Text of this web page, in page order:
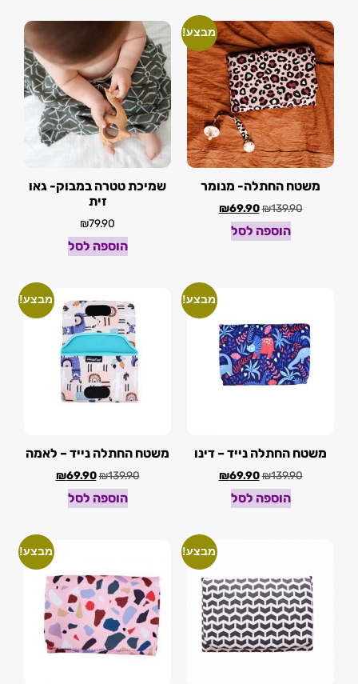
מבצע!
משטח החתלה- מנומר
₪139.90
₪69.90
הוספה לסל
שמיכת טטרה במבוק- גאו
זית
₪79.90
הוספה לסל
מבצע!
משטח החתלה נייד – דינו
₪139.90
₪69.90
הוספה לסל
מבצע!
משטח החתלה נייד – לאמה
₪139.90
₪69.90
הוספה לסל
מבצע! מבצע!